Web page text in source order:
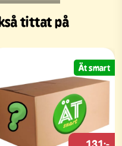
tittat på
Ät smart